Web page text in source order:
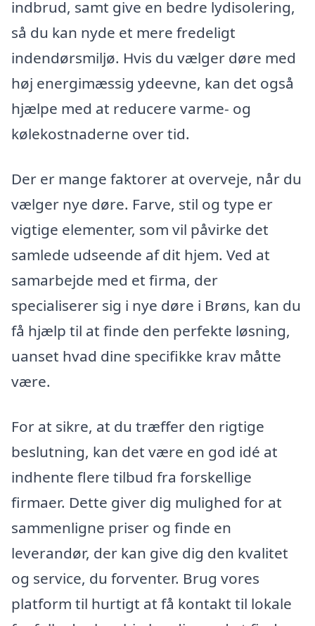
indbrud, samt give en bedre lydisolering,
så du kan nyde et mere fredeligt
indendørsmiljø. Hvis du vælger døre med
høj energimæssig ydeevne, kan det også
hjælpe med at reducere varme- og
kølekostnaderne over tid.
Der er mange faktorer at overveje, når du
vælger nye døre. Farve, stil og type er
vigtige elementer, som vil påvirke det
samlede udseende af dit hjem. Ved at
samarbejde med et firma, der
specialiserer sig i nye døre i Brøns, kan du
få hjælp til at finde den perfekte løsning,
uanset hvad dine specifikke krav måtte
være.
For at sikre, at du træffer den rigtige
beslutning, kan det være en god idé at
indhente flere tilbud fra forskellige
firmaer. Dette giver dig mulighed for at
sammenligne priser og finde en
leverandør, der kan give dig den kvalitet
og service, du forventer. Brug vores
platform til hurtigt at få kontakt til lokale